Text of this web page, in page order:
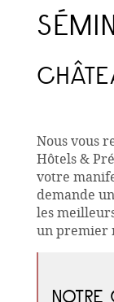
Nous vous
Hôtels &
votre
demande
les
un premier